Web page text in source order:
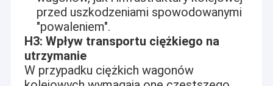
przed uszkodzeniami spowodowanymi
"powaleniem".
H3: Wpływ transportu ciężkiego na
utrzymanie
W przypadku ciężkich wagonów